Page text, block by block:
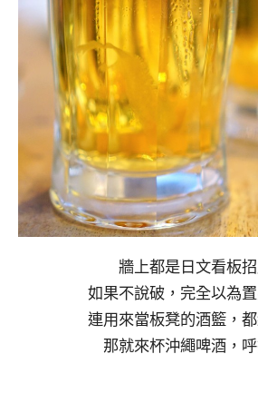
牆上都是日文看板招
如果不說破，完全以為置
連用來當板凳的酒籃，都
那就來杯沖繩啤酒，呼